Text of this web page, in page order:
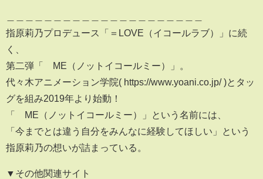
指原莉乃プロデュース「＝LOVE（イコールラブ）」に続
く、
第二弾「≠ME（ノットイコールミー）」。
代々木アニメーション学院( https://www.yoani.co.jp/ )とタッ
グを組み2019年より始動！
「≠ME（ノットイコールミー）」という名前には、
「今までとは違う自分をみんなに経験してほしい」という
指原莉乃の想いが詰まっている。
▼その他関連サイト